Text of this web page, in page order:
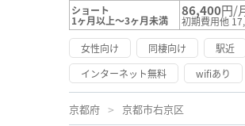
ショート
1ヶ月以上～3ヶ月未満
86,400円/
初期費用他
女性向け
同棲向け
駅近
インターネット無料
wifiあり
京都府 京都市右京区